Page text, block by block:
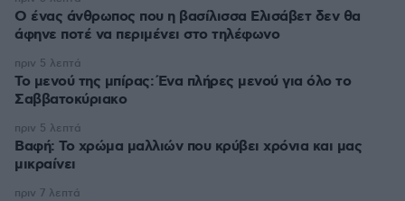
Ο ένας άνθρωπος που η βασίλισσα Ελισάβετ δεν θα
άφηνε ποτέ να περιμένει στο τηλέφωνο
Το μενού της μπίρας: Ένα πλήρες μενού για όλο το
Σαββατοκύριακο
πριν 5 λεπτά
Βαφή: Το χρώμα μαλλιών που κρύβει χρόνια και μας
μικραίνει
πριν 5 λεπτά
πριν 7 λεπτά